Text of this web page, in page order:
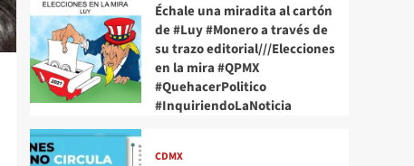
Échale una miradita al cartón
de #Luy #Monero a través de
su trazo editorial///Elecciones
en la mira #QPMX
#QuehacerPolitico
#InquiriendoLaNoticia
CDMX